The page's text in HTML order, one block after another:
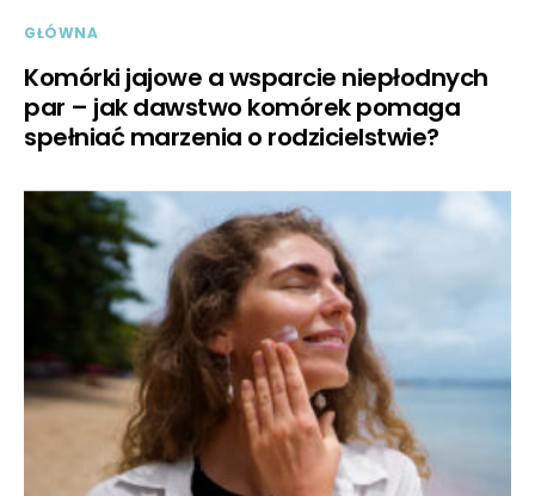
GŁÓWNA
Komórki jajowe a wsparcie niepłodnych
par – jak dawstwo komórek pomaga
spełniać marzenia o rodzicielstwie?